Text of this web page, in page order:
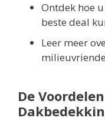
Ontdek hoe
beste deal
Leer meer
De